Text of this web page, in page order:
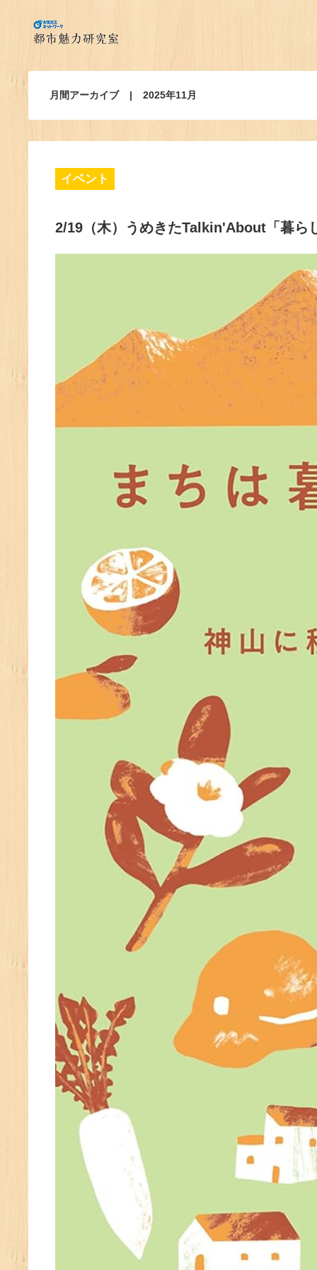
月間アーカイブ 2025年11月
イベント
2/19（木）うめきたTalkin'About「暮ら